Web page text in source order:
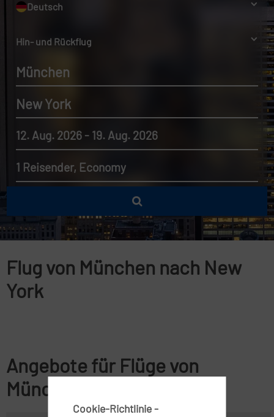
Deutsch
Hin- und Rückflug
München
New York
12. Aug. 2026 - 19. Aug. 2026
1 Reisender, Economy
Flug von München nach New
York
Angebote für Flüge von
München nach New York
Cookie-Richtlinie -